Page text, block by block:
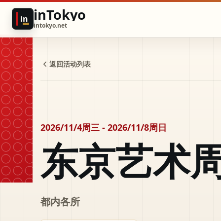
in inTokyo
intokyo.net
返回活动列表
2026/11/4周三 - 2026/11/8周日
东京艺术
都内各所